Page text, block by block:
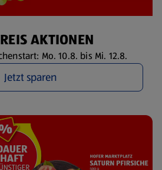
AKTIONEN
Mo. 10.8. bis Mi. 12.8.
Jetzt sparen